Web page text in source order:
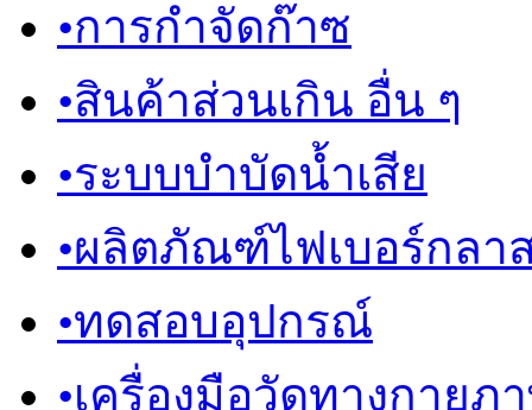
•การกำจัดก๊าซ
•สินค้าส่วนเกิน อื่น ๆ
•ระบบบำบัดน้ำเสีย
•ผลิตภัณฑ์ไฟเบอร์กลา
•ทดสอบอุปกรณ์
•เครื่องมือวัดทางกายภ